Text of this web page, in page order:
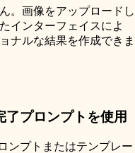
。画像をアップロードし
インターフェイスによ
ナルな結果を作成できま
了プロンプトを使用
ンプトまたはテンプレー